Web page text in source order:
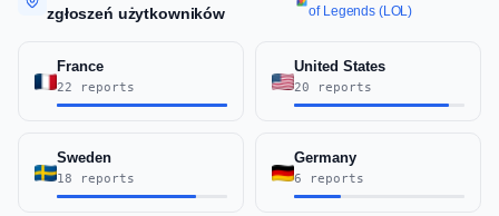
zgłoszeń użytkowników
of Legends (LOL)
France
22 reports
United States
20 reports
Sweden
18 reports
Germany
6 reports